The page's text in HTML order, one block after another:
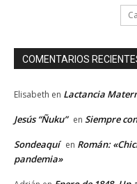
COMENTARIOS
Elisabeth en Lactancia
Jesús “Ñuku” en Siempre
Sondeaquí en Román:
pandemia»